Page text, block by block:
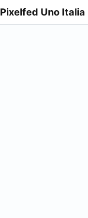
Pixelfed Uno